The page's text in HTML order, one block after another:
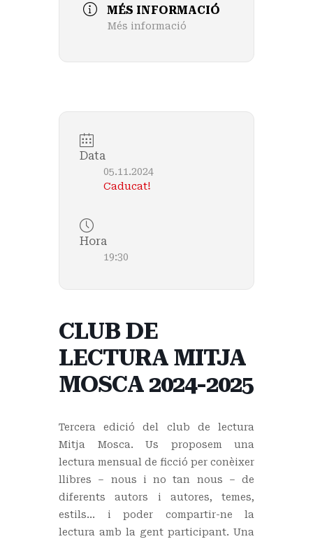
MÉS INFORMACIÓ
Més informació
Data
05.11.2024
Caducat!
Hora
19:30
CLUB DE
LECTURA MITJA
MOSCA 2024-2025
Tercera edició del club de lectura
Mitja Mosca. Us proposem una
lectura mensual de ficció per conèixer
llibres – nous i no tan nous – de
diferents autors i autores, temes,
estils… i poder compartir-ne la
lectura amb la gent participant. Una